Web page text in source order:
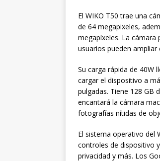
El WIKO T50 trae una
de 64 megapixeles,
megapíxeles. La
usuarios pueden
Su carga rápida de 40W
cargar el dispositivo a
pulgadas. Tiene 128 GB
encantará la cámara
fotografías nítidas de
El sistema operativo del
controles de dispositivo
privacidad y más. Los